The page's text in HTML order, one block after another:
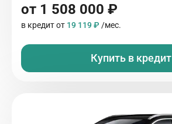
от 1 508 000 ₽
в кредит от 19 119 ₽ /мес.
Купить в кредит